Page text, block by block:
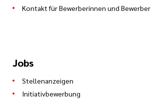
Kontakt für Bewerberinnen und Bewerber
Jobs
Stellenanzeigen
Initiativbewerbung